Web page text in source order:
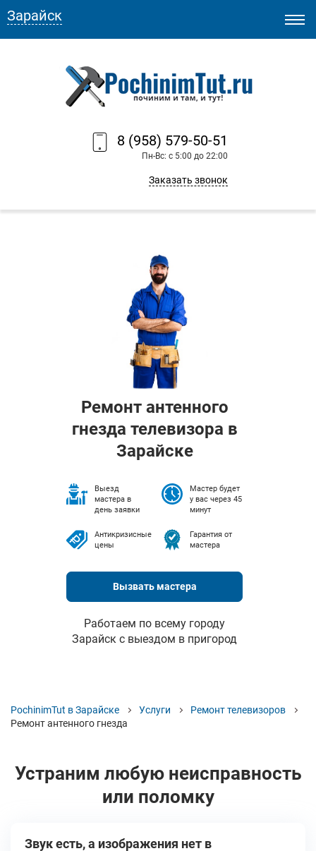
8 (958) 579-50-51
Пн-Вс: с 5:00 до 22:00
Заказать звонок
Зарайск
Ремонт антенного
гнезда телевизора в
Зарайске
Выезд
мастера в
день заявки
Мастер будет
у вас через 45
минут
Антикризисные
цены
Гарантия от
мастера
Вызвать мастера
Работаем по всему городу
Зарайск с выездом в пригород
PochinimTut в Зарайске Услуги
Ремонт телевизоров
Ремонт антенного гнезда
Устраним любую неисправность
или поломку
Звук есть, а изображения нет в